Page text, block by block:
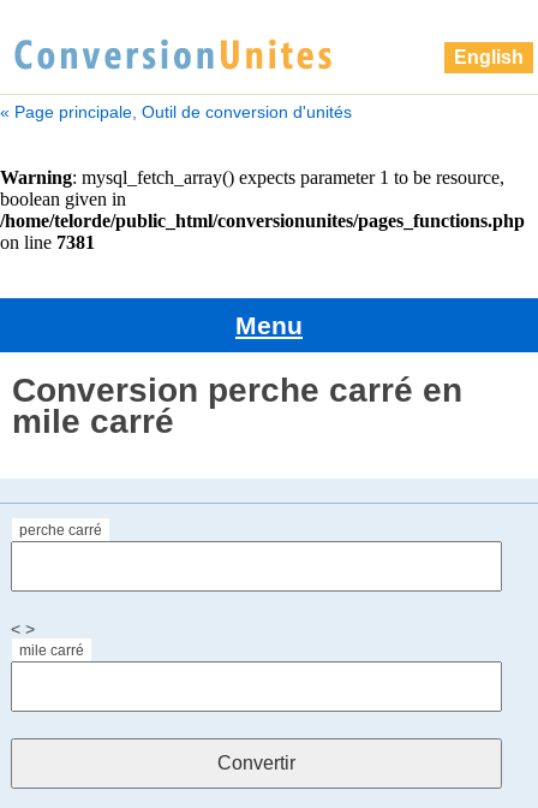
English
« Page principale, Outil de conversion d'unités
Menu
Conversion perche carré en
mile carré
perche carré
< >
mile carré